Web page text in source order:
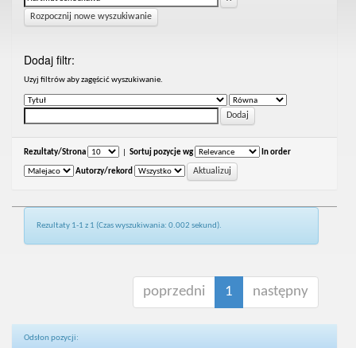
Rozpocznij nowe wyszukiwanie
Dodaj filtr:
Uzyj filtrów aby zagęścić wyszukiwanie.
Rezultaty/Strona Sortuj pozycje wg In order
Autorzy/rekord
Rezultaty 1-1 z 1 (Czas wyszukiwania: 0.002 sekund).
poprzedni 1 następny
Odsłon pozycji: